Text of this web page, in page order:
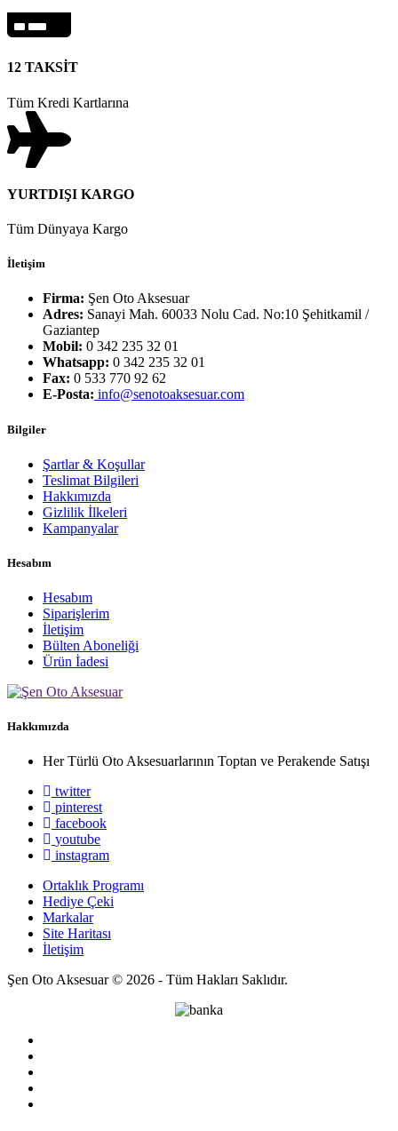
12 TAKSİT
Tüm Kredi Kartlarına
YURTDIŞI KARGO
Tüm Dünyaya Kargo
İletişim
Firma: Şen Oto Aksesuar
Adres: Sanayi Mah. 60033 Nolu Cad. No:10 Şehitkamil /
Gaziantep
Mobil: 0 342 235 32 01
Whatsapp: 0 342 235 32 01
Fax: 0 533 770 92 62
E-Posta: info@senotoaksesuar.com
Bilgiler
Şartlar & Koşullar
Teslimat Bilgileri
Hakkımızda
Gizlilik İlkeleri
Kampanyalar
Hesabım
Hesabım
Siparişlerim
İletişim
Bülten Aboneliği
Ürün İadesi
Hakkımızda
Her Türlü Oto Aksesuarlarının Toptan ve Perakende Satışı
twitter
pinterest
facebook
youtube
instagram
Ortaklık Programı
Hediye Çeki
Markalar
Site Haritası
İletişim
Şen Oto Aksesuar © 2026 - Tüm Hakları Saklıdır.